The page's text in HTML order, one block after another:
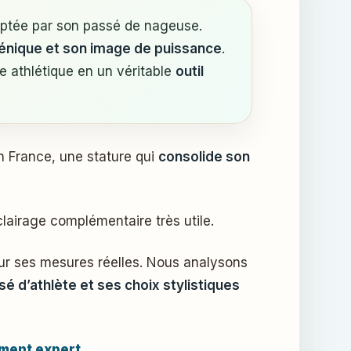
par son passé de nageuse.
et son image de puissance.
athlétique en un véritable outil
France, une stature qui consolide son
complémentaire très utile.
ses mesures réelles. Nous analysons
d’athlète et ses choix stylistiques